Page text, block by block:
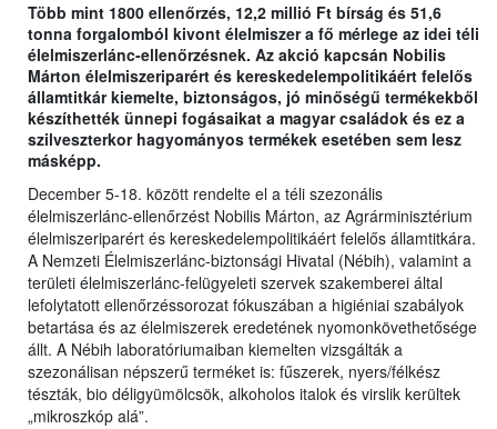
Több mint 1800 ellenőrzés, 12,2 millió Ft bírság és 51,6
tonna forgalomból kivont élelmiszer a fő mérlege az idei téli
élelmiszerlánc-ellenőrzésnek. Az akció kapcsán Nobilis
Márton élelmiszeriparért és kereskedelempolitikáért felelős
államtitkár kiemelte, biztonságos, jó minőségű termékekből
készíthették ünnepi fogásaikat a magyar családok és ez a
szilveszterkor hagyományos termékek esetében sem lesz
másképp.
December 5-18. között rendelte el a téli szezonális
élelmiszerlánc-ellenőrzést Nobilis Márton, az Agrárminisztérium
élelmiszeriparért és kereskedelempolitikáért felelős államtitkára.
A Nemzeti Élelmiszerlánc-biztonsági Hivatal (Nébih), valamint a
területi élelmiszerlánc-felügyeleti szervek szakemberei által
lefolytatott ellenőrzéssorozat fókuszában a higiéniai szabályok
betartása és az élelmiszerek eredetének nyomonkövethetősége
állt. A Nébih laboratóriumaiban kiemelten vizsgálták a
szezonálisan népszerű terméket is: fűszerek, nyers/félkész
tészták, bio déligyümölcsök, alkoholos italok és virslik kerültek
„mikroszkóp alá”.